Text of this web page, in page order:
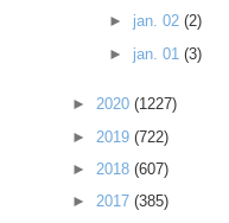
► jan. 02 (2)
► jan. 01 (3)
► 2020 (1227)
► 2019 (722)
► 2018 (607)
► 2017 (385)